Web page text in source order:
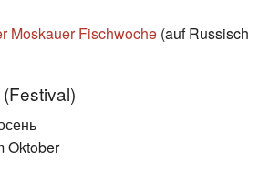
Moskauer Fischwoche (auf Russisch
Oktober